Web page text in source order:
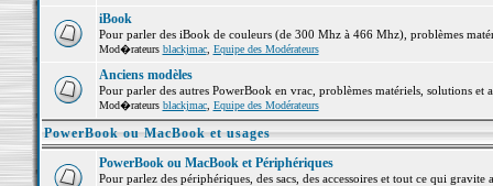
iBook
Pour parler des iBook de couleurs (de 300 Mhz à 466 Mhz), problèmes
Mod�rateurs blackjmac, Equipe des Modérateurs
Anciens modèles
Pour parler des autres PowerBook en vrac, problèmes matériels, solutions et
Mod�rateurs blackjmac, Equipe des Modérateurs
PowerBook ou MacBook et usages
PowerBook ou MacBook et Périphériques
Pour parlez des périphériques, des sacs, des accessoires et tout ce qui